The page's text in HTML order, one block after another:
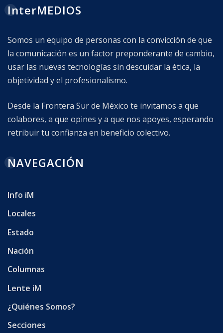
InterMEDIOS
Somos un equipo de personas con la convicción de que
la comunicación es un factor preponderante de cambio,
usar las nuevas tecnologías sin descuidar la ética, la
objetividad y el profesionalismo.
Desde la Frontera Sur de México te invitamos a que
colabores, a que opines y a que nos apoyes, esperando
retribuir tu confianza en beneficio colectivo.
NAVEGACIÓN
Info iM
Locales
Estado
Nación
Columnas
Lente iM
¿Quiénes Somos?
Secciones